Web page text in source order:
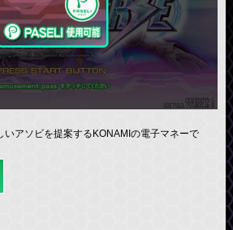
いアソビを提案するKONAMIの電子マネーで